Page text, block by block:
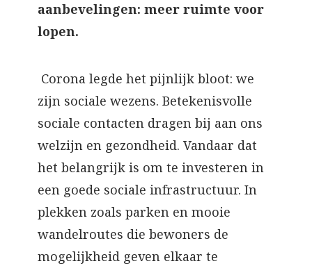
aanbevelingen: meer ruimte voor
lopen.
Corona legde het pijnlijk bloot: we
zijn sociale wezens. Betekenisvolle
sociale contacten dragen bij aan ons
welzijn en gezondheid. Vandaar dat
het belangrijk is om te investeren in
een goede sociale infrastructuur. In
plekken zoals parken en mooie
wandelroutes die bewoners de
mogelijkheid geven elkaar te